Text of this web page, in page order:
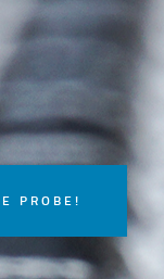
PROBE!